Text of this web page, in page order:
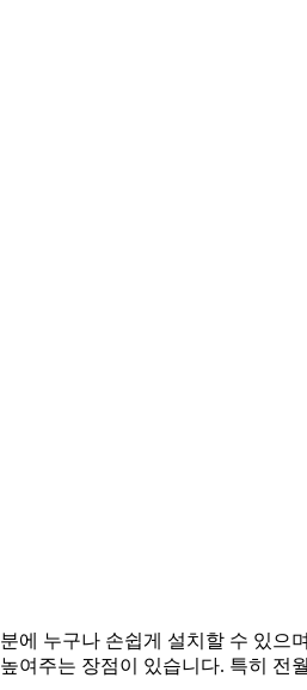
에 누구나 손쉽게 설치할 수 있으
여주는 장점이 있습니다. 특히 전